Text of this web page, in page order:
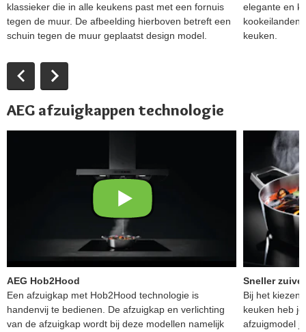
klassieker die in alle keukens past met een fornuis
tegen de muur. De afbeelding hierboven betreft een
schuin tegen de muur geplaatst design model.
elegante en
kookeilanden
keuken.
AEG afzuigkappen technologie
AEG Hob2Hood
Een afzuigkap met Hob2Hood technologie is
handenvij te bedienen. De afzuigkap en verlichting
van de afzuigkap wordt bij deze modellen namelijk
Sneller
Bij het kiezen
keuken heb
afzuigmodel